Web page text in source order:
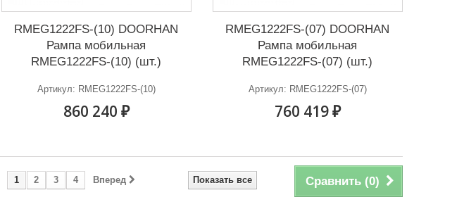
RMEG1222FS-(10) DOORHAN
Рампа мобильная
RMEG1222FS-(10) (шт.)
Артикул: RMEG1222FS-(10)
860 240 ₽
RMEG1222FS-(07) DOORHAN
Рампа мобильная
RMEG1222FS-(07) (шт.)
Артикул: RMEG1222FS-(07)
760 419 ₽
Сравнить (0)
Показать все
1 2 3 4 Вперед